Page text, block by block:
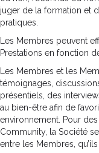
juger de la formation et
pratiques.
Les Membres peuvent
Prestations en fonction
Les Membres et les
témoignages,
présentiels, des
au bien-être afin de
environnement. Pour
Community, la Société
entre les Membres,